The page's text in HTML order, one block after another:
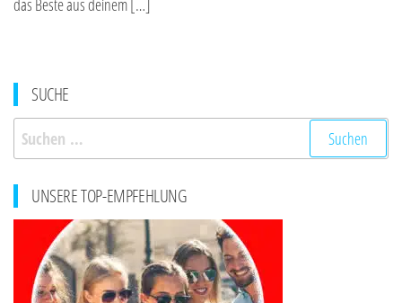
das Beste aus deinem […]
SUCHE
Suchen
nach:
UNSERE TOP-EMPFEHLUNG